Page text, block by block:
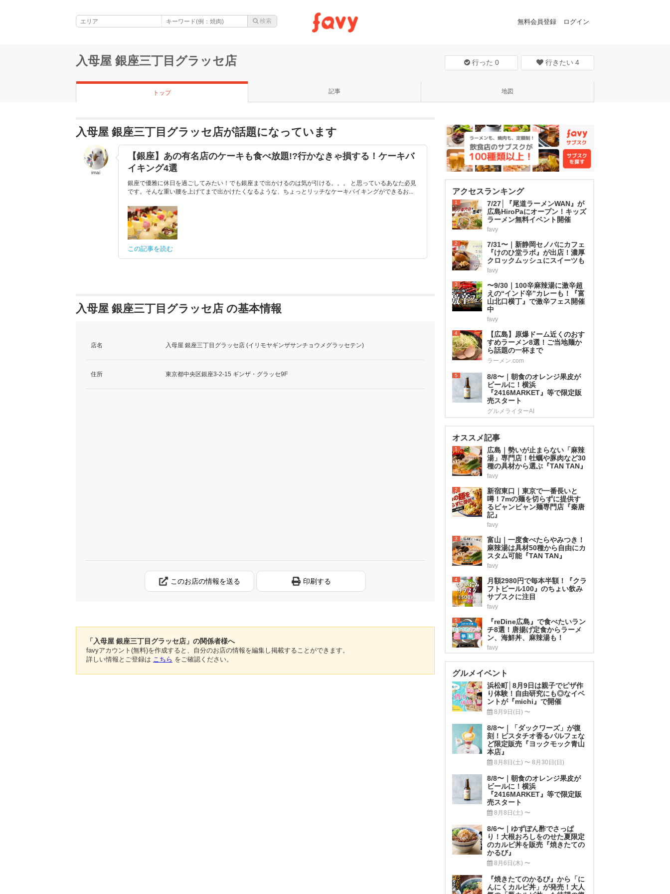
無料会員登録 ログイン
入母屋 銀座三丁目グラッセ店 行った 0 行きたい 4
トップ 記事 地図
入母屋 銀座三丁目グラッセ店が話題になっています
imai
【銀座】あの有名店のケーキも食べ放題!?行かなきゃ損する！ケーキバ
イキング4選
銀座で優雅に休日を過ごしてみたい！でも銀座まで出かけるのは気が引ける。。。 と思っているあなた必見
です。そんな重い腰を上げてまで出かけたくなるような、ちょっとリッチなケーキバイキングができるお...
この記事を読む
入母屋 銀座三丁目グラッセ店 の基本情報
店名 入母屋 銀座三丁目グラッセ店 (イリモヤギンザサンチョウメグラッセテン)
住所 東京都中央区銀座3-2-15 ギンザ・グラッセ9F
このお店の情報を送る 印刷する
「入母屋 銀座三丁目グラッセ店」の関係者様へ
favyアカウント(無料)を作成すると、自分のお店の情報を編集し掲載することができます。
詳しい情報とご登録は こちら をご確認ください。
アクセスランキング
1
7/27│『尾道ラーメンWAN』が
広島HiroPaにオープン！キッズ
ラーメン無料イベント開催
favy
2
7/31〜｜新静岡セノバにカフェ
『けのひ堂ラボ』が出店！濃厚
クロックムッシュにスイーツも
favy
3
〜9/30｜100辛麻辣湯に激辛超
えの“インド辛”カレーも！『富
山北口横丁』で激辛フェス開催
中
favy
4
【広島】原爆ドーム近くのおす
すめラーメン8選！ご当地麺か
ら話題の一杯まで
ラーメン.com
5
8/8〜｜朝食のオレンジ果皮が
ビールに！横浜
『2416MARKET』等で限定販
売スタート
グルメライターAI
オススメ記事
1
広島｜勢いが止まらない「麻辣
湯」専門店！牡蠣や豚肉など30
種の具材から選ぶ『TAN TAN』
favy
2
新宿東口｜東京で一番長いと
噂！7mの麺を切らずに提供す
るビャンビャン麺専門店『秦唐
記』
favy
3
富山｜一度食べたらやみつき！
麻辣湯は具材50種から自由にカ
スタム可能『TAN TAN』
favy
4
月額2980円で毎本半額！『クラ
フトビール100』のちょい飲み
サブスクに注目
favy
5
『reDine広島』で食べたいラン
チ8選！唐揚げ定食からラーメ
ン、海鮮丼、麻辣湯も！
favy
グルメイベント
浜松町│8月9日は親子でピザ作
り体験！自由研究にも◎なイベ
ントが『michi』で開催
8月9日(日) 〜
8/8〜｜「ダックワーズ」が復
刻！ピスタチオ香るパルフェな
ど限定販売『ヨックモック青山
本店』
8月8日(土) 〜 8月30日(日)
8/8〜｜朝食のオレンジ果皮が
ビールに！横浜
『2416MARKET』等で限定販
売スタート
8月8日(土) 〜
8/6〜｜ゆずぽん酢でさっぱ
り！大根おろしをのせた夏限定
のカルビ丼を販売『焼きたての
かるび』
8月6日(木) 〜
『焼きたてのかるび』から「に
んにくカルビ丼」が発売！大人